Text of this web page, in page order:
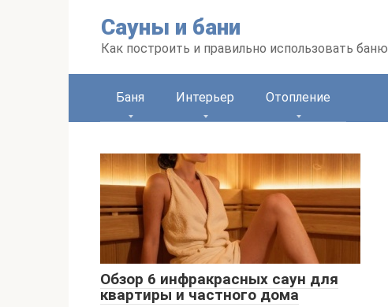
Сауны и бани
Как построить и правильно использовать баню
Баня Интерьер Отопление
Обзор 6 инфракрасных саун для
квартиры и частного дома